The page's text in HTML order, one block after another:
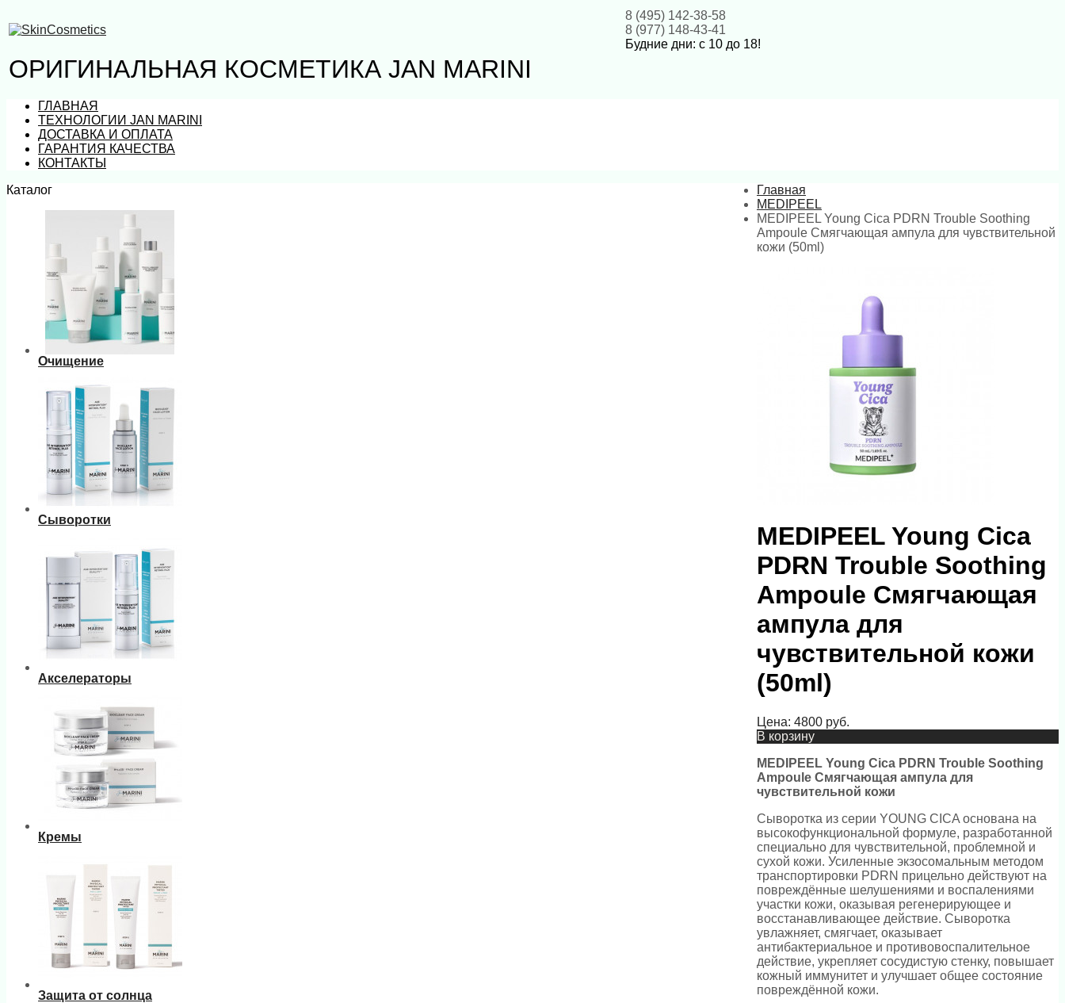
8 (495) 142-38-58
8 (977) 148-43-41
Будние дни: с 10 до 18!
ОРИГИНАЛЬНАЯ КОСМЕТИКА JAN MARINI
ГЛАВНАЯ
ТЕХНОЛОГИИ JAN MARINI
ДОСТАВКА И ОПЛАТА
ГАРАНТИЯ КАЧЕСТВА
КОНТАКТЫ
Каталог
Очищение
Сыворотки
Акселераторы
Кремы
Защита от солнца
Главная
MEDIPEEL
MEDIPEEL Young Cica PDRN Trouble Soothing
Ampoule Смягчающая ампула для чувствительной
кожи (50ml)
MEDIPEEL Young Cica
PDRN Trouble Soothing
Ampoule Смягчающая
ампула для
чувствительной кожи
(50ml)
Цена: 4800 руб.
В корзину
MEDIPEEL Young Cica PDRN Trouble Soothing
Ampoule Смягчающая ампула для
чувствительной кожи
Сыворотка из серии YOUNG CICA основана на
высокофункциональной формуле, разработанной
специально для чувствительной, проблемной и
сухой кожи. Усиленные экзосомальным методом
транспортировки PDRN прицельно действуют на
повреждённые шелушениями и воспалениями
участки кожи, оказывая регенерирующее и
восстанавливающее действие. Сыворотка
увлажняет, смягчает, оказывает
антибактериальное и противовоспалительное
действие, укрепляет сосудистую стенку, повышает
кожный иммунитет и улучшает общее состояние
повреждённой кожи.